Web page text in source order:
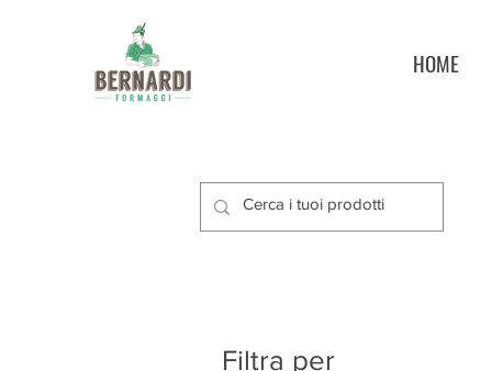
HOME
Filtra per